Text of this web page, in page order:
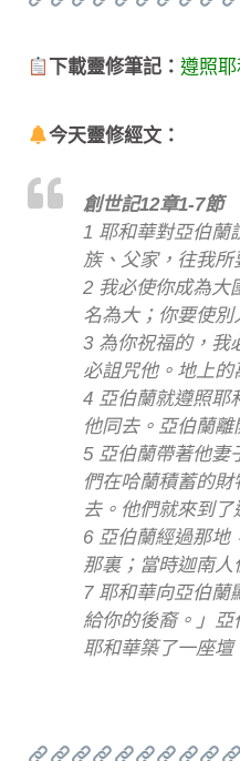
下載靈修筆記：遵照
今天靈修經文：
創世記12章1-7節
1 耶和華對亞伯蘭
族、父家，往我所
2 我必使你成為大
名為大；你要使別
3 為你祝福的，我
必詛咒他。地上的
4 亞伯蘭就遵照耶
他同去。亞伯蘭離
5 亞伯蘭帶著他妻
們在哈蘭積蓄的
去。他們就來到了
6 亞伯蘭經過那地
那裏；當時迦南人
7 耶和華向亞伯蘭
給你的後裔。」
耶和華築了一座壇